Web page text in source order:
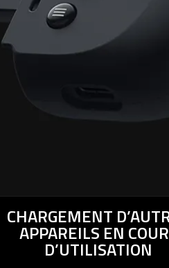
CHARGEMENT
APPAREILS EN
D’UTILISATION